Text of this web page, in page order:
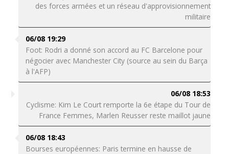
des forces armées et un réseau d'approvisionnement
militaire
06/08 19:29
Foot: Rodri a donné son accord au FC Barcelone pour
négocier avec Manchester City (source au sein du Barça
à l'AFP)
06/08 18:53
Cyclisme: Kim Le Court remporte la 6e étape du Tour de
France Femmes, Marlen Reusser reste maillot jaune
06/08 18:43
Bourses européennes: Paris termine en hausse de